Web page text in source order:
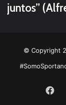
juntos”
© Copyright